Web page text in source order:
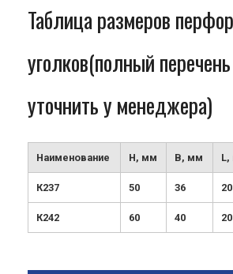
Таблица размеров
уголков(полный
уточнить у менеджера)
Наименование Н, мм В, мм
К237 50 36
К242 60 40